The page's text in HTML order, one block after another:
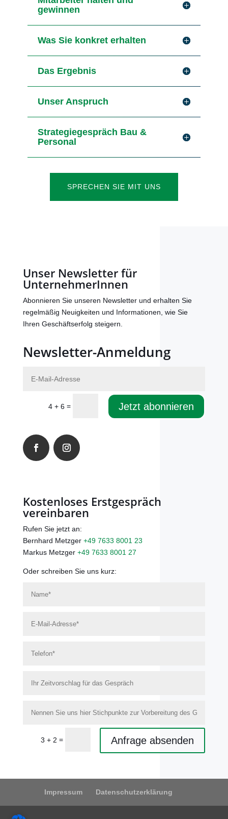
gewinnen
Was Sie konkret erhalten
Das Ergebnis
Unser Anspruch
Strategiegespräch Bau &
Personal
SPRECHEN SIE MIT UNS
Unser Newsletter für
UnternehmerInnen
Abonnieren Sie unseren Newsletter und erhalten Sie
regelmäßig Neuigkeiten und Informationen, wie Sie
Ihren Geschäftserfolg steigern.
Newsletter-Anmeldung
Mail-
4 + 6 = Jetzt abonnieren
FacebookInstagram
Kostenloses Erstgespräch
vereinbaren
Rufen Sie jetzt an:
Bernhard Metzger +49 7633 8001 23
Markus Metzger +49 7633 8001 27
Oder schreiben Sie uns kurz:
Mail-
Zeitvorschlag
Gespräch
Sie
Stichpunkte
3 + 2 = Anfrage absenden
Impressum Datenschutzerklärung